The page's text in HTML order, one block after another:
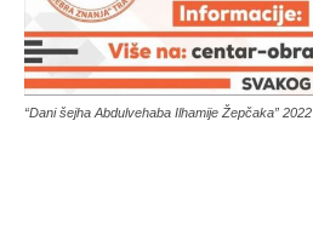
“Dani šejha Abdulvehaba Ilhamije Žepčaka” 2022